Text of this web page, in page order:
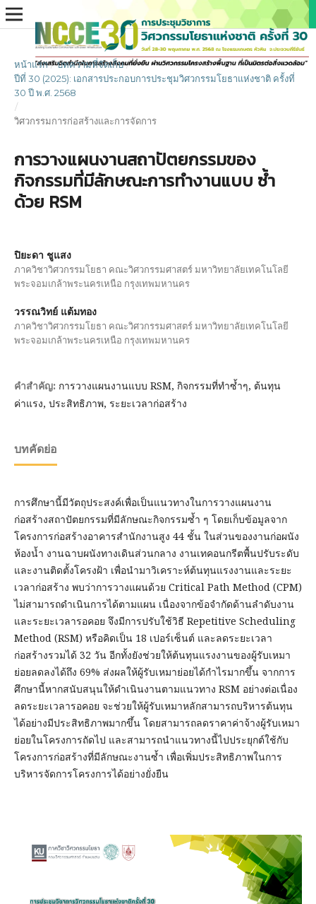
หน้าแรก / บทความที่จัดเก็บ /
ปีที่ 30 (2025): เอกสารประกอบการประชุมวิศวกรรมโยธาแห่งชาติ ครั้งที่
30 ปี พ.ศ. 2568
/
วิศวกรรมการก่อสร้างและการจัดการ
การวางแผนงานสถาปัตยกรรมของ
กิจกรรมที่มีลักษณะการทำงานแบบ ซ้ำ
ด้วย RSM
ปิยะดา ชูแสง
ภาควิชาวิศวกรรมโยธา คณะวิศวกรรมศาสตร์ มหาวิทยาลัยเทคโนโลยี
พระจอมเกล้าพระนครเหนือ กรุงเทพมหานคร
วรรณวิทย์ แต้มทอง
ภาควิชาวิศวกรรมโยธา คณะวิศวกรรมศาสตร์ มหาวิทยาลัยเทคโนโลยี
พระจอมเกล้าพระนครเหนือ กรุงเทพมหานคร
คำสำคัญ: การวางแผนงานแบบ RSM, กิจกรรมที่ทำซ้ำๆ, ต้นทุน
ค่าแรง, ประสิทธิภาพ, ระยะเวลาก่อสร้าง
บทคัดย่อ
การศึกษานี้มีวัตถุประสงค์เพื่อเป็นแนวทางในการวางแผนงาน
ก่อสร้างสถาปัตยกรรมที่มีลักษณะกิจกรรมซ้ำ ๆ โดยเก็บข้อมูลจาก
โครงการก่อสร้างอาคารสำนักงานสูง 44 ชั้น ในส่วนของงานก่อผนัง
ห้องน้ำ งานฉาบผนังทางเดินส่วนกลาง งานเทคอนกรีตพื้นปรับระดับ
และงานติดตั้งโครงฝ้า เพื่อนำมาวิเคราะห์ต้นทุนแรงงานและระยะ
เวลาก่อสร้าง พบว่าการวางแผนด้วย Critical Path Method (CPM)
ไม่สามารถดำเนินการได้ตามแผน เนื่องจากข้อจำกัดด้านลำดับงาน
และระยะเวลารอคอย จึงมีการปรับใช้วิธี Repetitive Scheduling
Method (RSM) หรือคิดเป็น 18 เปอร์เซ็นต์ และลดระยะเวลา
ก่อสร้างรวมได้ 32 วัน อีกทั้งยังช่วยให้ต้นทุนแรงงานของผู้รับเหมา
ย่อยลดลงได้ถึง 69% ส่งผลให้ผู้รับเหมาย่อยได้กำไรมากขึ้น จากการ
ศึกษานี้หากสนับสนุนให้ดำเนินงานตามแนวทาง RSM อย่างต่อเนื่อง
ลดระยะเวลารอคอย จะช่วยให้ผู้รับเหมาหลักสามารถบริหารต้นทุน
ได้อย่างมีประสิทธิภาพมากขึ้น โดยสามารถลดราคาค่าจ้างผู้รับเหมา
ย่อยในโครงการถัดไป และสามารถนำแนวทางนี้ไปประยุกต์ใช้กับ
โครงการก่อสร้างที่มีลักษณะงานซ้ำ เพื่อเพิ่มประสิทธิภาพในการ
บริหารจัดการโครงการได้อย่างยั่งยืน